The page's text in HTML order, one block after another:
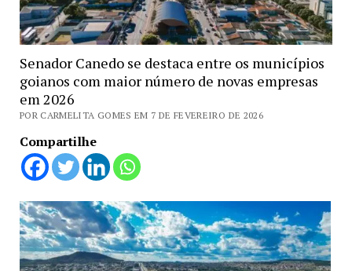
Senador Canedo se destaca entre os municípios
goianos com maior número de novas empresas
em 2026
POR CARMELITA GOMES EM 7 DE FEVEREIRO DE 2026
Compartilhe